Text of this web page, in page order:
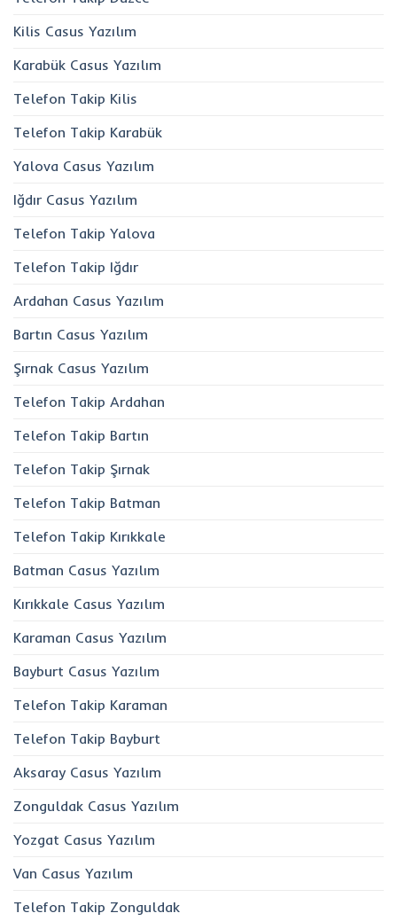
Kilis Casus Yazılım
Karabük Casus Yazılım
Telefon Takip Kilis
Telefon Takip Karabük
Yalova Casus Yazılım
Iğdır Casus Yazılım
Telefon Takip Yalova
Telefon Takip Iğdır
Ardahan Casus Yazılım
Bartın Casus Yazılım
Şırnak Casus Yazılım
Telefon Takip Ardahan
Telefon Takip Bartın
Telefon Takip Şırnak
Telefon Takip Batman
Telefon Takip Kırıkkale
Batman Casus Yazılım
Kırıkkale Casus Yazılım
Karaman Casus Yazılım
Bayburt Casus Yazılım
Telefon Takip Karaman
Telefon Takip Bayburt
Aksaray Casus Yazılım
Zonguldak Casus Yazılım
Yozgat Casus Yazılım
Van Casus Yazılım
Telefon Takip Zonguldak